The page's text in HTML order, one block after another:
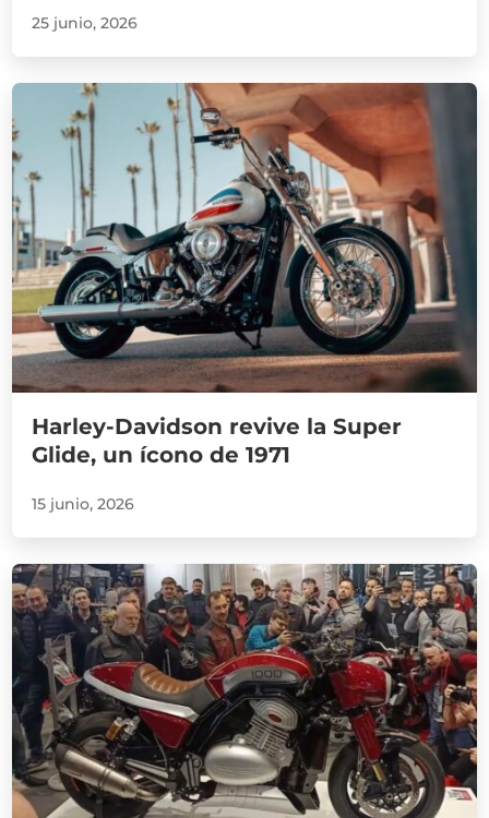
25 junio, 2026
Harley-Davidson revive la Super
Glide, un ícono de 1971
15 junio, 2026